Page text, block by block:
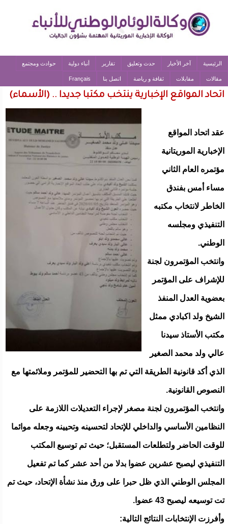
الرئيسية آخر الأخبار حدث وتعليق تقارير أنباء دولية حوادث ومجتمع
مقالات مقابلات ثقافة و رياضة اتصل بنا Français
اتحاد المواقع الإخبارية ينتخب مكتبا جديدا .. (الأسماء)
عقد اتحاد المواقع
الإخبارية الموريتانية
مؤتمره العام الثاني
مساء أمس بفندق
الخاطر لانتخاب مكتبه
التنفيذي ومجلسه
الوطني.
وانتخب المؤتمرون لجنة
للإشراف على المؤتمر
بعضوية العدل المنفذ
الشيخ ولد اكبادي ممثل
مكتب الأستاذ سيدنا
عالي ولد محمد الصغير
الذي أكد قانونية الطريقة التي تم بها التحضير للمؤتمر وملائمتها مع
النصوص القانونية.
وانتخب المؤتمرون لجنة مصغر لإجراء التعديلات اللازمة على
النظامين الأساسي والداخلي للإتحاد لتحسينه وتحيينه وجعله موائما
للوقت الحاضر ولتطلعات المستقبل؛ حيث تم توسيع المكتب
التنفيذي ليصبح عشرين عضوا بدلا من أحد عشر كما تم تفعيل
المجلس الوطني الذي ظل حبرا على ورق منذ نشأة الإتحاد، حيث تم
تت توسيعه ليصبح 43 عضوا.
وأفرزت الإنتخابات النتائج التالية: